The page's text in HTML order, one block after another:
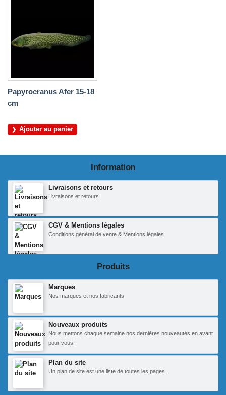
Papyrocranus Afer 15-18
cm
Ajouter au panier
Information
Livraisons et retours
Livraisons et retours
CGV & Mentions légales
Conditions général de vente & Mentions légales
Produits
Marques
Nos marques et nos fabricants
Nouveaux produits
Nous mettons chaque semaine nos dernières nouveautés en avant
pour vous!
Plan du site
Un plan de site est une liste de toutes les pages.